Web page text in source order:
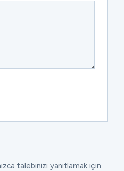
talebinizi yanıtlamak için